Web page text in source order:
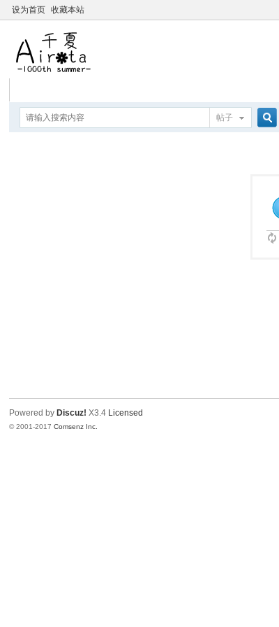
设为首页 收藏本站
帖子
Powered by Discuz! X3.4 Licensed
© 2001-2017Comsenz Inc.